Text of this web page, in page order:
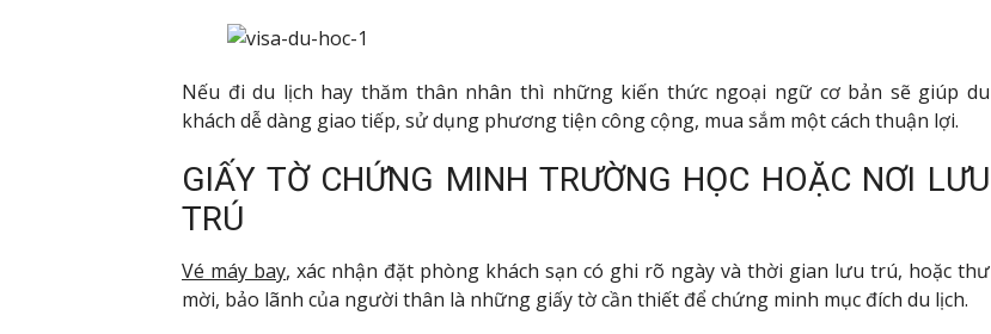
Nếu đi du lịch hay thăm thân nhân thì những kiến thức ngoại ngữ cơ bản sẽ giúp du
khách dễ dàng giao tiếp, sử dụng phương tiện công cộng, mua sắm một cách thuận lợi.
GIẤY TỜ CHỨNG MINH TRƯỜNG HỌC HOẶC NƠI LƯU
TRÚ
Vé máy bay, xác nhận đặt phòng khách sạn có ghi rõ ngày và thời gian lưu trú, hoặc thư
mời, bảo lãnh của người thân là những giấy tờ cần thiết để chứng minh mục đích du lịch.